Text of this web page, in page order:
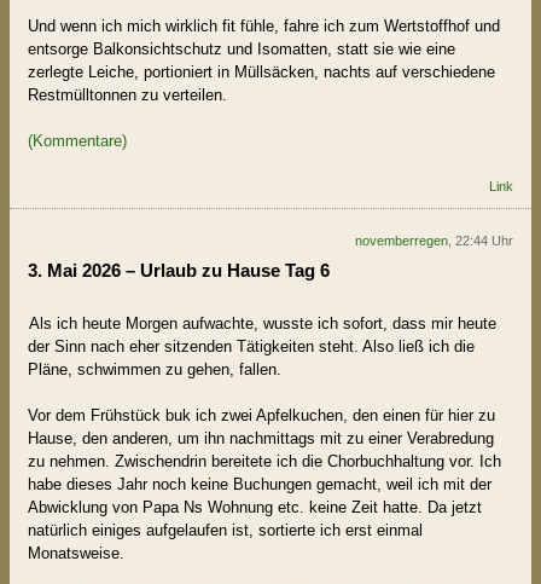
Und wenn ich mich wirklich fit fühle, fahre ich zum Wertstoffhof und
entsorge Balkonsichtschutz und Isomatten, statt sie wie eine
zerlegte Leiche, portioniert in Müllsäcken, nachts auf verschiedene
Restmülltonnen zu verteilen.
(Kommentare)
Link
novemberregen , 22:44 Uhr
3. Mai 2026 – Urlaub zu Hause Tag 6
Als ich heute Morgen aufwachte, wusste ich sofort, dass mir heute
der Sinn nach eher sitzenden Tätigkeiten steht. Also ließ ich die
Pläne, schwimmen zu gehen, fallen.
Vor dem Frühstück buk ich zwei Apfelkuchen, den einen für hier zu
Hause, den anderen, um ihn nachmittags mit zu einer Verabredung
zu nehmen. Zwischendrin bereitete ich die Chorbuchhaltung vor. Ich
habe dieses Jahr noch keine Buchungen gemacht, weil ich mit der
Abwicklung von Papa Ns Wohnung etc. keine Zeit hatte. Da jetzt
natürlich einiges aufgelaufen ist, sortierte ich erst einmal
Monatsweise.